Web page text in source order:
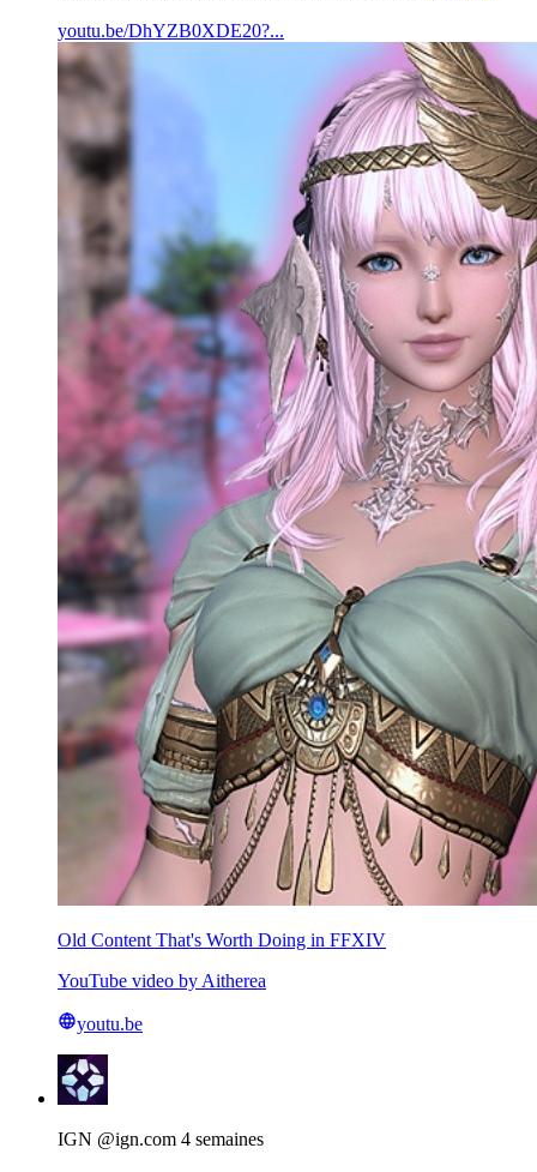
youtu.be/DhYZB0XDE20?...
Old Content That's Worth Doing in FFXIV
YouTube video by Aitherea
youtu.be
View
post
by
IGN
on
IGN @ign.com 4 semaines